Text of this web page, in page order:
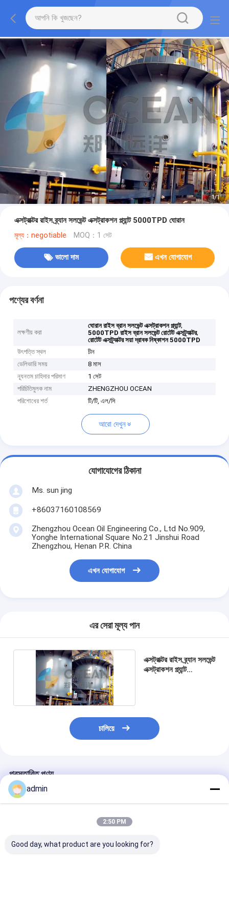
1/1
এক্সট্রাক্টর রাইস ব্র্যান সলভেন্ট এক্সট্রাকশন প্ল্যান্ট 5000TPD ঘোরান
মূল্য：negotiable MOQ：1 সেট
ভালো দাম এখন যোগাযোগ
পণ্যের বর্ণনা
লক্ষণীয় করা
ঘোরান রাইস ব্রান সলভেন্ট এক্সট্রাকশন প্ল্যান্ট,
5000TPD রাইস ব্রান সলভেন্ট রোটেট এক্সট্র্যাক্টর,
রোটেট এক্সট্র্যাক্টর সয়া দ্রাবক নিষ্কাশন 5000TPD
উৎপত্তি স্থল
চীন
ডেলিভারি সময়
8 মাস
ন্যূনতম চাহিদার পরিমাণ
1 সেট
পরিচিতিমুলক নাম
ZHENGZHOU OCEAN
পরিশোধের শর্ত
টি/টি, এল/সি
আরো দেখুন
যোগাযোগের ঠিকানা
Ms. sun jing
+86037160108569
Zhengzhou Ocean Oil Engineering Co., Ltd No.909,
Yonghe International Square No.21 Jinshui Road
Zhengzhou, Henan P.R. China
এখন যোগাযোগ
এর সেরা মূল্য পান
এক্সট্রাক্টর রাইস ব্র্যান সলভেন্ট
এক্সট্রাকশন প্ল্যান্ট
চালিয়ে
প্রস্তাবিত পণ্য
admin
2:50 PM
Good day, what product are you looking for?